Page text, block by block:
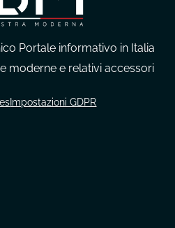
Portale informativo in Italia
moderne e relativi accessori
Impostazioni GDPR